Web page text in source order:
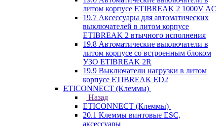
литом корпусе ETIBREAK 2 1000V AC
19.7 Аксессуары для автоматических
выключателей в литом корпусе
ETIBREAK 2 втычного исполнения
19.8 Автоматические выключатели в
литом корпусе со встроенным блоком
УЗО ETIBREAK 2R
19.9 Выключатели нагрузки в литом
корпусе ETIBREAK ED2
ETICONNECT (Клеммы)
Назад
ETICONNECT (Клеммы)
20.1 Клеммы винтовые ESC,
аксессуары